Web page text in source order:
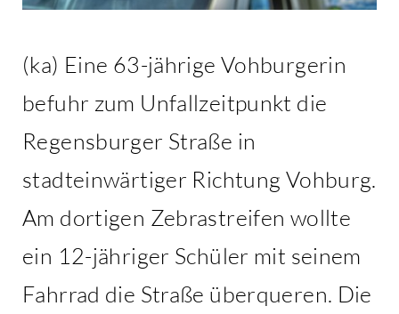
(ka) Eine 63-jährige Vohburgerin
befuhr zum Unfallzeitpunkt die
Regensburger Straße in
stadteinwärtiger Richtung Vohburg.
Am dortigen Zebrastreifen wollte
ein 12-jähriger Schüler mit seinem
Fahrrad die Straße überqueren. Die